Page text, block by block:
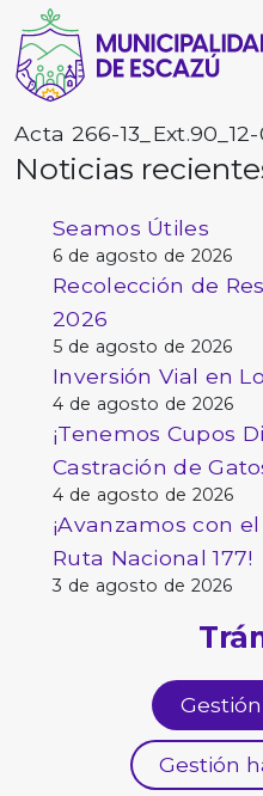
Acta 266-13_Ext.90_12-
Noticias
Seamos Útiles
6 de agosto de 2026
Recolección de
2026
5 de agosto de 2026
Inversión Vial en
4 de agosto de 2026
¡Tenemos Cupos
Castración de
4 de agosto de 2026
¡Avanzamos con
Ruta Nacional 177!
3 de agosto de 2026
Gestión